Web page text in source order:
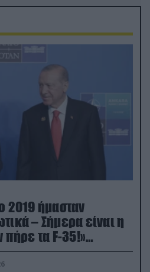
2019 ήμασταν
– Σήμερα είναι η
πήρε τα F-35!»